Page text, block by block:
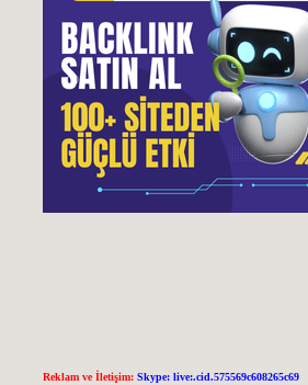
Reklam ve İletişim: Skype: live:.cid.575569c608265c69